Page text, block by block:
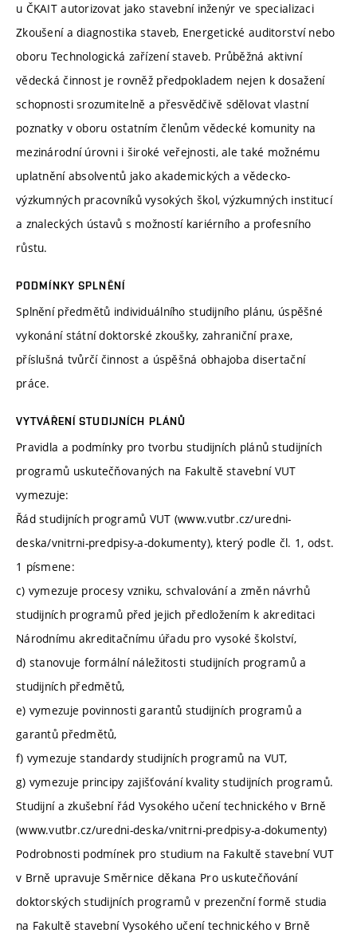
u ČKAIT autorizovat jako stavební inženýr ve specializaci
Zkoušení a diagnostika staveb, Energetické auditorství nebo
oboru Technologická zařízení staveb. Průběžná aktivní
vědecká činnost je rovněž předpokladem nejen k dosažení
schopnosti srozumitelně a přesvědčivě sdělovat vlastní
poznatky v oboru ostatním členům vědecké komunity na
mezinárodní úrovni i široké veřejnosti, ale také možnému
uplatnění absolventů jako akademických a vědecko-
výzkumných pracovníků vysokých škol, výzkumných institucí
a znaleckých ústavů s možností kariérního a profesního
růstu.
PODMÍNKY SPLNĚNÍ
Splnění předmětů individuálního studijního plánu, úspěšné
vykonání státní doktorské zkoušky, zahraniční praxe,
příslušná tvůrčí činnost a úspěšná obhajoba disertační
práce.
VYTVÁŘENÍ STUDIJNÍCH PLÁNŮ
Pravidla a podmínky pro tvorbu studijních plánů studijních
programů uskutečňovaných na Fakultě stavební VUT
vymezuje:
Řád studijních programů VUT (www.vutbr.cz/uredni-
deska/vnitrni-predpisy-a-dokumenty), který podle čl. 1, odst.
1 písmene:
c) vymezuje procesy vzniku, schvalování a změn návrhů
studijních programů před jejich předložením k akreditaci
Národnímu akreditačnímu úřadu pro vysoké školství,
d) stanovuje formální náležitosti studijních programů a
studijních předmětů,
e) vymezuje povinnosti garantů studijních programů a
garantů předmětů,
f) vymezuje standardy studijních programů na VUT,
g) vymezuje principy zajišťování kvality studijních programů.
Studijní a zkušební řád Vysokého učení technického v Brně
(www.vutbr.cz/uredni-deska/vnitrni-predpisy-a-dokumenty)
Podrobnosti podmínek pro studium na Fakultě stavební VUT
v Brně upravuje Směrnice děkana Pro uskutečňování
doktorských studijních programů v prezenční formě studia
na Fakultě stavební Vysokého učení technického v Brně